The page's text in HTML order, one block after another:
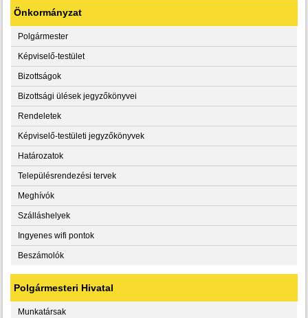
Önkormányzat
Polgármester
Képviselő-testület
Bizottságok
Bizottsági ülések jegyzőkönyvei
Rendeletek
Képviselő-testületi jegyzőkönyvek
Határozatok
Településrendezési tervek
Meghívók
Szálláshelyek
Ingyenes wifi pontok
Beszámolók
Polgármesteri Hivatal
Munkatársak